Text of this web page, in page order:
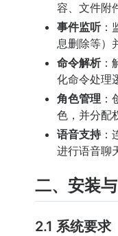
容、文件附
事件监听：
息删除等）
命令解析：
化命令处理
角色管理
色，并分配
语音支持：
进行语音聊
二、安装
2.1 系统要求